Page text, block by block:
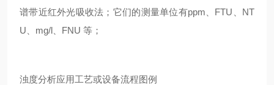
谱带近红外光吸收法；它们的测量单位有ppm、FTU、NT
U、mg/l、FNU 等；
浊度分析应用工艺或设备流程图例